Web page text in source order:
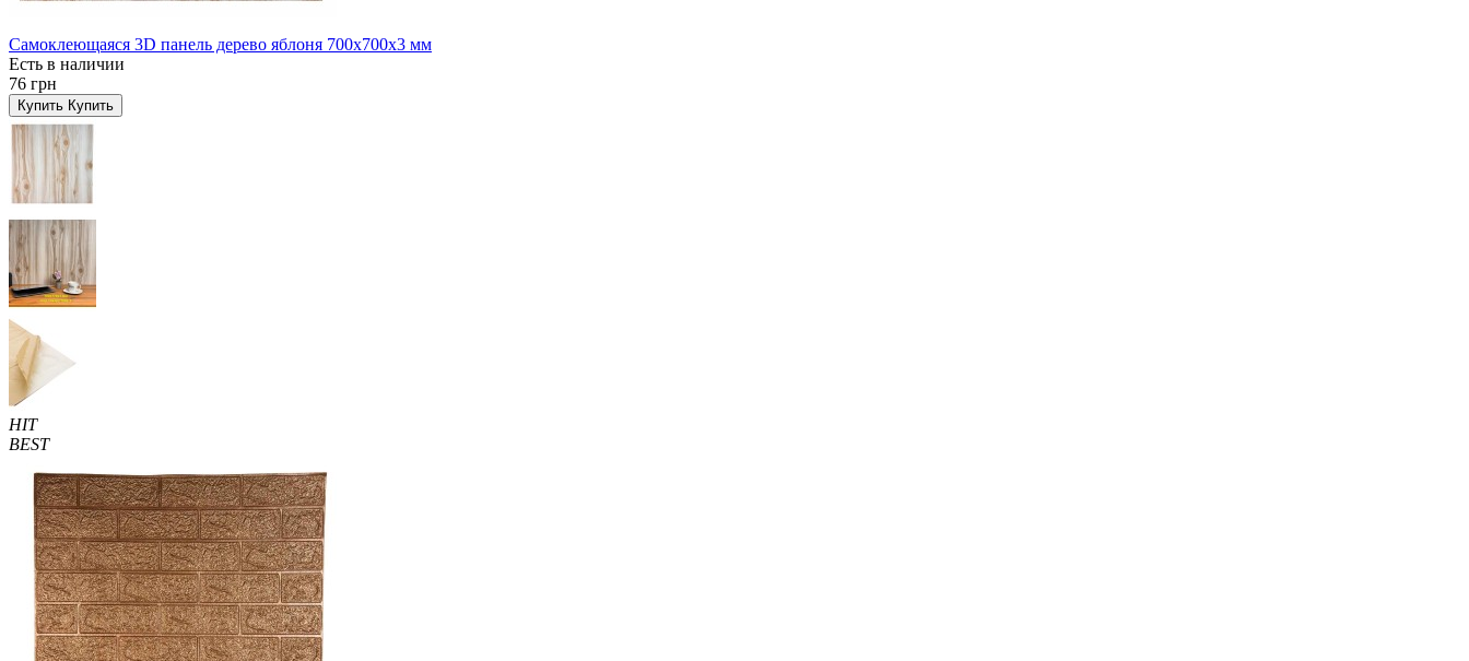
Самоклеющаяся 3D панель дерево яблоня 700x700x3 мм
Есть в наличии
76 грн
Купить Купить
HIT
BEST